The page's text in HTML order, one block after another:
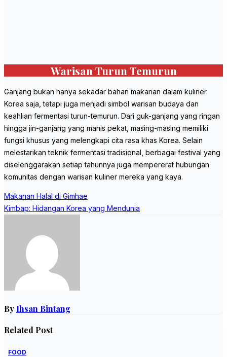
Warisan Turun Temurun
Ganjang bukan hanya sekadar bahan makanan dalam kuliner
Korea saja, tetapi juga menjadi simbol warisan budaya dan
keahlian fermentasi turun-temurun. Dari guk-ganjang yang ringan
hingga jin-ganjang yang manis pekat, masing-masing memiliki
fungsi khusus yang melengkapi cita rasa khas Korea. Selain
melestarikan teknik fermentasi tradisional, berbagai festival yang
diselenggarakan setiap tahunnya juga mempererat hubungan
komunitas dengan warisan kuliner mereka yang kaya.
Post
navigation
Makanan Halal di Gimhae
Kimbap: Hidangan Korea yang Mendunia
By Ihsan Bintang
Related Post
FOOD